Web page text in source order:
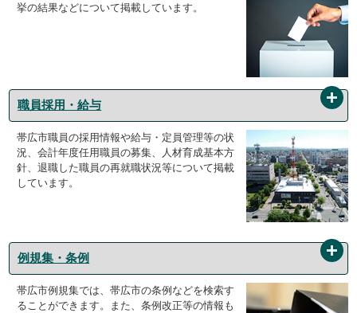
挙の結果などについて掲載しています。
職員採用・給与
帯広市職員の採用情報や給与・定員管理等の状
況、会計年度任用職員の募集、人材育成基本方
針、退職した職員の再就職状況等について掲載
しています。
例規集・条例
帯広市例規集では、帯広市の条例などを検索す
ることができます。また、条例改正等の情報も